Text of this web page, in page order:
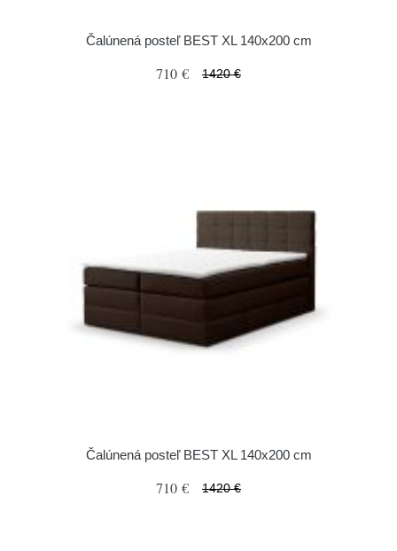
Čalúnená posteľ BEST XL 140x200 cm
710 € 1420 €
Čalúnená posteľ BEST XL 140x200 cm
710 € 1420 €